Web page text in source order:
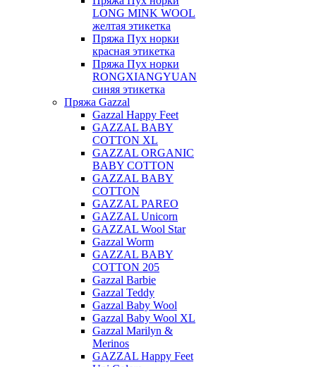
LONG MINK WOOL
желтая этикетка
Пряжа Пух норки
красная этикетка
Пряжа Пух норки
RONGXIANGYUAN
синяя этикетка
Пряжа Gazzal
Gazzal Happy Feet
GAZZAL BABY
COTTON XL
GAZZAL ORGANIC
BABY COTTON
GAZZAL BABY
COTTON
GAZZAL PAREO
GAZZAL Unicorn
GAZZAL Wool Star
Gazzal Worm
GAZZAL BABY
COTTON 205
Gazzal Barbie
Gazzal Teddy
Gazzal Baby Wool
Gazzal Baby Wool XL
Gazzal Marilyn &
Merinos
GAZZAL Happy Feet